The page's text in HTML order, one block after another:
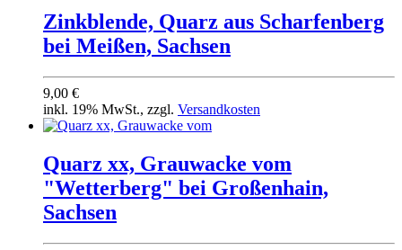
Zinkblende, Quarz aus Scharfenberg
bei Meißen, Sachsen
9,00 €
inkl. 19% MwSt., zzgl. Versandkosten
Quarz xx, Grauwacke vom
"Wetterberg" bei Großenhain,
Sachsen